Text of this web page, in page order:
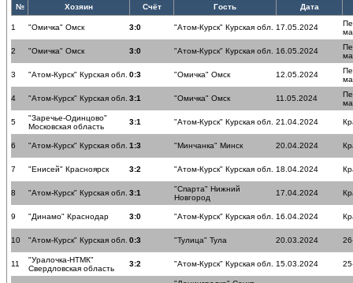
№ Хозяин Счёт Гость Дата
1 "Омичка" Омск 3:0 "Атом-Курск" Курская обл. 17.05.2024
2 "Омичка" Омск 3:0 "Атом-Курск" Курская обл. 16.05.2024
3 "Атом-Курск" Курская обл. 0:3 "Омичка" Омск 12.05.2024
4 "Атом-Курск" Курская обл. 3:1 "Омичка" Омск 11.05.2024
5
"Заречье-Одинцово"
Московская область
3:1 "Атом-Курск" Курская обл. 21.04.2024
6 "Атом-Курск" Курская обл. 1:3 "Минчанка" Минск 20.04.2024
7 "Енисей" Красноярск 3:2 "Атом-Курск" Курская обл. 18.04.2024
8 "Атом-Курск" Курская обл. 3:1
"Спарта" Нижний
Новгород
17.04.2024
9 "Динамо" Краснодар 3:0 "Атом-Курск" Курская обл. 16.04.2024
10 "Атом-Курск" Курская обл. 0:3 "Тулица" Тула 20.03.2024
11
"Уралочка-НТМК"
Свердловская область
3:2 "Атом-Курск" Курская обл. 15.03.2024